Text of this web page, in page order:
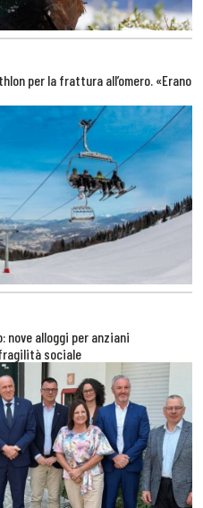
per la frattura all’omero. «Erano
nove alloggi per anziani
sociale